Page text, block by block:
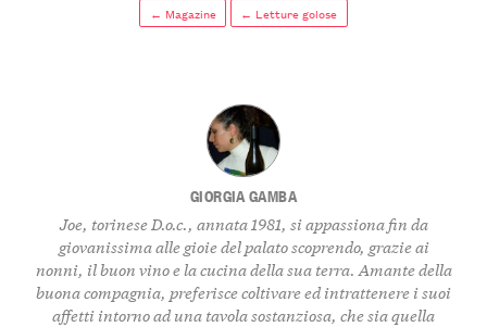
← Magazine ← Letture golose
GIORGIA GAMBA
Joe, torinese D.o.c., annata 1981, si appassiona fin da
giovanissima alle gioie del palato scoprendo, grazie ai
nonni, il buon vino e la cucina della sua terra. Amante della
buona compagnia, preferisce coltivare ed intrattenere i suoi
affetti intorno ad una tavola sostanziosa, che sia quella